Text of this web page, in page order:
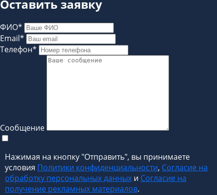
Оставить заявку
ФИО*
Email*
Телефон*
Сообщение
Нажимая на кнопку "Отправить", вы принимаете
условия Политики конфиденциальности, Согласие на
обработку персональных данных и Согласие на
получение рекламных материалов.